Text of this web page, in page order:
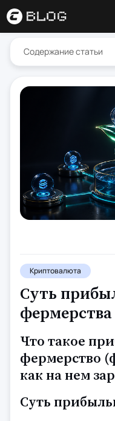
Содержание статьи
Криптовалюта
Суть
фермерства
Что такое
фермерство
как на нем
Суть